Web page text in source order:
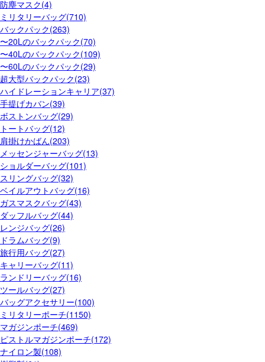
防塵マスク(4)
ミリタリーバッグ(710)
バックパック(263)
〜20Lのバックパック(70)
〜40Lのバックパック(109)
〜60Lのバックパック(29)
超大型バックパック(23)
ハイドレーションキャリア(37)
手提げカバン(39)
ボストンバッグ(29)
トートバッグ(12)
肩掛けかばん(203)
メッセンジャーバッグ(13)
ショルダーバッグ(101)
スリングバッグ(32)
ベイルアウトバッグ(16)
ガスマスクバッグ(43)
ダッフルバッグ(44)
レンジバッグ(26)
ドラムバッグ(9)
旅行用バッグ(27)
キャリーバッグ(11)
ランドリーバッグ(16)
ツールバッグ(27)
バッグアクセサリー(100)
ミリタリーポーチ(1150)
マガジンポーチ(469)
ピストルマガジンポーチ(172)
ナイロン製(108)